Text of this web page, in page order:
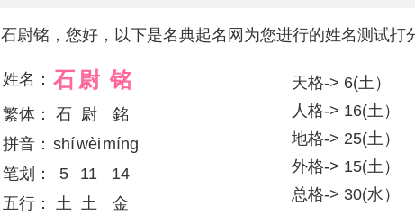
石尉铭，您好，以下是名典起名网为您进行的姓名测试打
姓名： 石 尉 铭
繁体： 石 尉
銘
拼音： shíwèi míng
笔划：
5 11
14
五行：
土 土 金
天格-> 6(土）
人格-> 16(土）
地格-> 25(土）
外格-> 15(土）
总格-> 30(水）